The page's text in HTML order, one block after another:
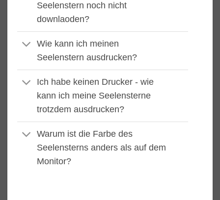
Seelenstern noch nicht
downlaoden?
Wie kann ich meinen
Seelenstern ausdrucken?
Ich habe keinen Drucker - wie
kann ich meine Seelensterne
trotzdem ausdrucken?
Warum ist die Farbe des
Seelensterns anders als auf dem
Monitor?